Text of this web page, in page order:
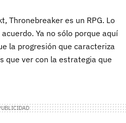
Thronebreaker es un RPG. Lo
Ya no sólo porque aquí
la progresión que caracteriza
que ver con la estrategia que